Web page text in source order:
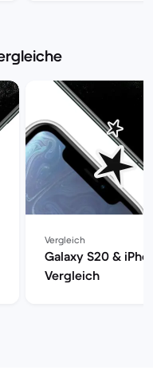
Vergleich
Galaxy S20 &
Vergleich